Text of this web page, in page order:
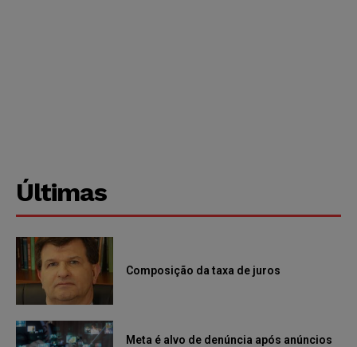
Últimas
Composição da taxa de juros
Meta é alvo de denúncia após anúncios